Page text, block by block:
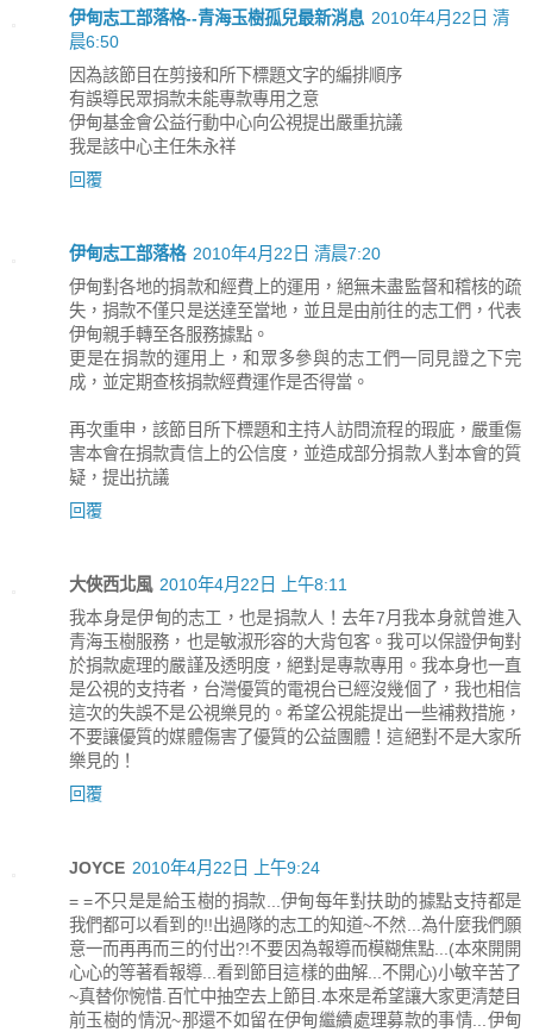
伊甸志工部落格--青海玉樹孤兒最新消息 2010年4月22日 清
晨6:50
因為該節目在剪接和所下標題文字的編排順序
有誤導民眾捐款未能專款專用之意
伊甸基金會公益行動中心向公視提出嚴重抗議
我是該中心主任朱永祥
回覆
伊甸志工部落格 2010年4月22日 清晨7:20
伊甸對各地的捐款和經費上的運用，絕無未盡監督和稽核的疏
失，捐款不僅只是送達至當地，並且是由前往的志工們，代表
伊甸親手轉至各服務據點。
更是在捐款的運用上，和眾多參與的志工們一同見證之下完
成，並定期查核捐款經費運作是否得當。
再次重申，該節目所下標題和主持人訪問流程的瑕庛，嚴重傷
害本會在捐款責信上的公信度，並造成部分捐款人對本會的質
疑，提出抗議
回覆
大俠西北風 2010年4月22日 上午8:11
我本身是伊甸的志工，也是捐款人！去年7月我本身就曾進入
青海玉樹服務，也是敏淑形容的大背包客。我可以保證伊甸對
於捐款處理的嚴謹及透明度，絕對是專款專用。我本身也一直
是公視的支持者，台灣優質的電視台已經沒幾個了，我也相信
這次的失誤不是公視樂見的。希望公視能提出一些補救措施，
不要讓優質的媒體傷害了優質的公益團體！這絕對不是大家所
樂見的！
回覆
JOYCE 2010年4月22日 上午9:24
= =不只是是給玉樹的捐款...伊甸每年對扶助的據點支持都是
我們都可以看到的!!出過隊的志工的知道~不然...為什麼我們願
意一而再再而三的付出?!不要因為報導而模糊焦點...(本來開開
心心的等著看報導...看到節目這樣的曲解...不開心)小敏辛苦了
~真替你惋惜.百忙中抽空去上節目.本來是希望讓大家更清楚目
前玉樹的情況~那還不如留在伊甸繼續處理募款的事情...伊甸